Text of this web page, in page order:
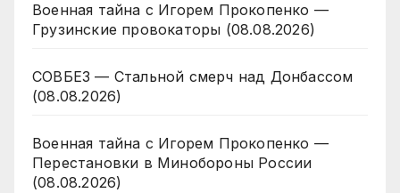
Военная тайна с Игорем Прокопенко —
Грузинские провокаторы (08.08.2026)
СОВБЕЗ — Стальной смерч над Донбассом
(08.08.2026)
Военная тайна с Игорем Прокопенко —
Перестановки в Минобороны России
(08.08.2026)